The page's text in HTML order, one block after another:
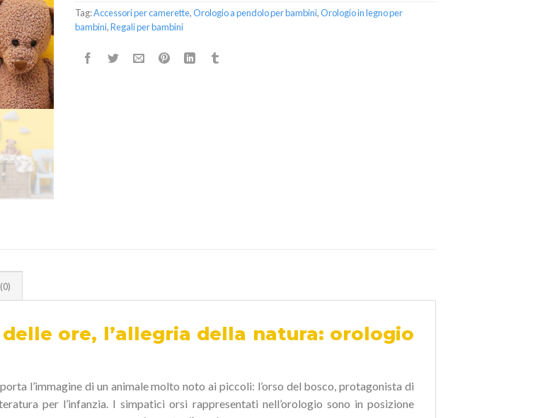
Tag:Accessori per camerette,Orologio a pendolo per bambini,Orologio in legno per
bambini,Regali per bambini
ore, l’allegria della natura: orologio
l’immagine di un animale molto noto ai piccoli: l’orso del bosco, protagonista di
per l’infanzia. I simpatici orsi rappresentati nell’orologio sono in posizione